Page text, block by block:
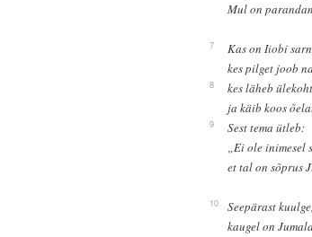
Mul on
7
Kas on Iiobi
kes pilget joob
8
kes läheb
ja käib koos
9
Sest tema ütleb:
„Ei ole inimesel
et tal on sõprus
10
Seepärast
kaugel on